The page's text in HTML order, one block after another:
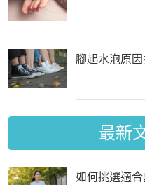
腳起水泡原
最新
如何挑選適